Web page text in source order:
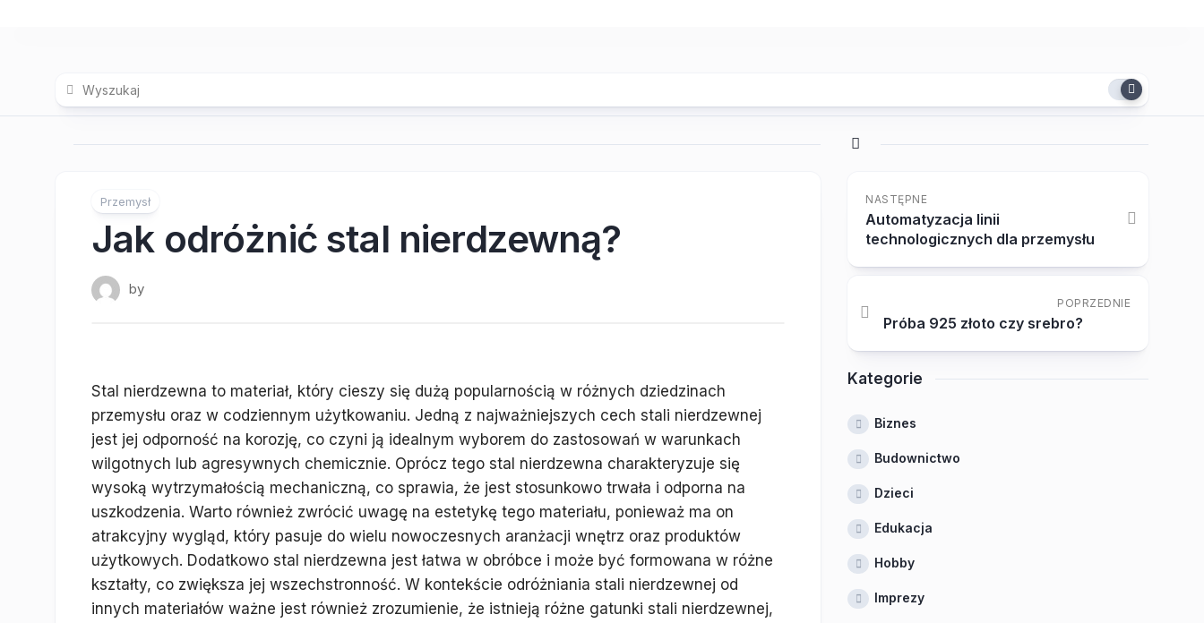
Przemysł
Jak odróżnić stal nierdzewną?
by
Stal nierdzewna to materiał, który cieszy się dużą popularnością w różnych dziedzinach
przemysłu oraz w codziennym użytkowaniu. Jedną z najważniejszych cech stali nierdzewnej
jest jej odporność na korozję, co czyni ją idealnym wyborem do zastosowań w warunkach
wilgotnych lub agresywnych chemicznie. Oprócz tego stal nierdzewna charakteryzuje się
wysoką wytrzymałością mechaniczną, co sprawia, że jest stosunkowo trwała i odporna na
uszkodzenia. Warto również zwrócić uwagę na estetykę tego materiału, ponieważ ma on
atrakcyjny wygląd, który pasuje do wielu nowoczesnych aranżacji wnętrz oraz produktów
użytkowych. Dodatkowo stal nierdzewna jest łatwa w obróbce i może być formowana w różne
kształty, co zwiększa jej wszechstronność. W kontekście odróżniania stali nierdzewnej od
innych materiałów ważne jest również zrozumienie, że istnieją różne gatunki stali nierdzewnej,
NASTĘPNE
Automatyzacja linii
technologicznych dla przemysłu
POPRZEDNIE
Próba 925 złoto czy srebro?
Kategorie
Biznes
Budownictwo
Dzieci
Edukacja
Hobby
Imprezy